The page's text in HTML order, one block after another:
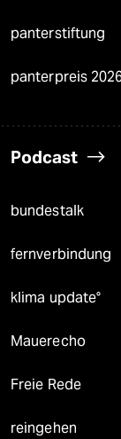
panterstiftung
panterpreis
Podcast
bundestalk
fernverbindung
klima update°
Mauerecho
Freie Rede
reingehen